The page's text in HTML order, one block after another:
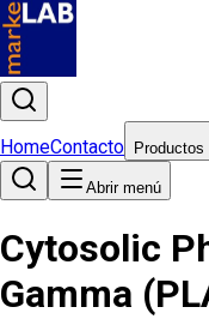
HomeContacto Productos
Abrir menú
Cytosolic
Gamma